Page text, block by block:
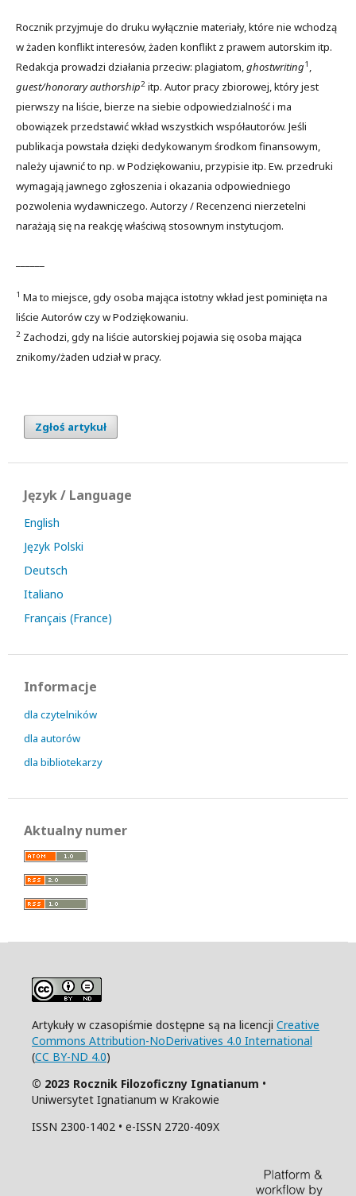
Rocznik przyjmuje do druku wyłącznie materiały, które nie wchodzą
w żaden konflikt interesów, żaden konflikt z prawem autorskim itp.
Redakcja prowadzi działania przeciw: plagiatom,ghostwriting1 ,
guest/honorary authorship2 itp. Autor pracy zbiorowej, który jest
pierwszy na liście, bierze na siebie odpowiedzialność i ma
obowiązek przedstawić wkład wszystkich współautorów. Jeśli
publikacja powstała dzięki dedykowanym środkom finansowym,
należy ujawnić to np. w Podziękowaniu, przypisie itp. Ew. przedruki
wymagają jawnego zgłoszenia i okazania odpowiedniego
pozwolenia wydawniczego. Autorzy / Recenzenci nierzetelni
narażają się na reakcję właściwą stosownym instytucjom.
1 Ma to miejsce, gdy osoba mająca istotny wkład jest pominięta na
liście Autorów czy w Podziękowaniu.
2 Zachodzi, gdy na liście autorskiej pojawia się osoba mająca
znikomy/żaden udział w pracy.
Zgłoś artykuł
Język / Language
English
Język Polski
Deutsch
Italiano
Français (France)
Informacje
dla czytelników
dla autorów
dla bibliotekarzy
Aktualny numer
Artykuły w czasopiśmie dostępne są na licencji Creative
Commons Attribution-NoDerivatives 4.0 International
(CC BY-ND 4.0)
© 2023 Rocznik Filozoficzny Ignatianum •
Uniwersytet Ignatianum w Krakowie
ISSN 2300-1402 • e-ISSN 2720-409X